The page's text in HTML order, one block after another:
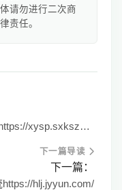
请勿进行二次商
责任。
山西省普通高中学业水平服务平台https://xysp.sxkszx.cn:6443/
下一篇导读
下一篇：
hlj.jyyun.com/